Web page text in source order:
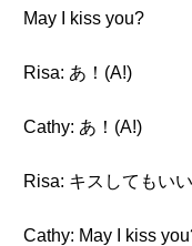
May I kiss you?
Risa: あ！(A!)
Cathy: あ！(A!)
Risa: キスしてもい
Cathy: May I kiss